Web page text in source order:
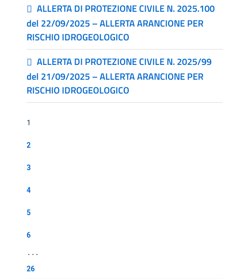
ALLERTA DI PROTEZIONE CIVILE N. 2025.100
del 22/09/2025 – ALLERTA ARANCIONE PER
RISCHIO IDROGEOLOGICO
ALLERTA DI PROTEZIONE CIVILE N. 2025/99
del 21/09/2025 – ALLERTA ARANCIONE PER
RISCHIO IDROGEOLOGICO
1
2
3
4
5
6
...
26